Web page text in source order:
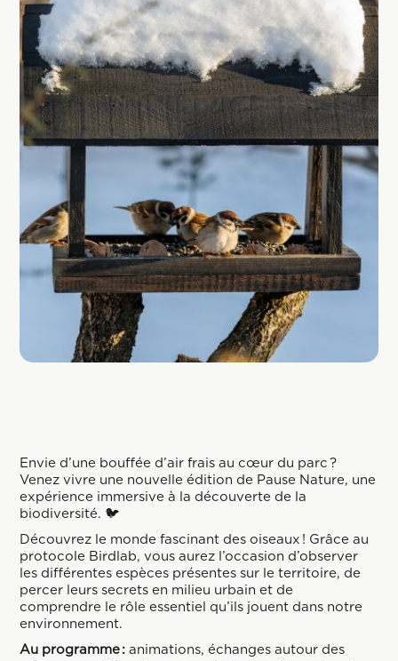
Envie d’une bouffée d’air frais au cœur du parc ?
Venez vivre une nouvelle édition de Pause Nature, une
expérience immersive à la découverte de la
biodiversité. 🐦
Découvrez le monde fascinant des oiseaux ! Grâce au
protocole Birdlab, vous aurez l’occasion d’observer
les différentes espèces présentes sur le territoire, de
percer leurs secrets en milieu urbain et de
comprendre le rôle essentiel qu’ils jouent dans notre
environnement.
Au programme : animations, échanges autour des